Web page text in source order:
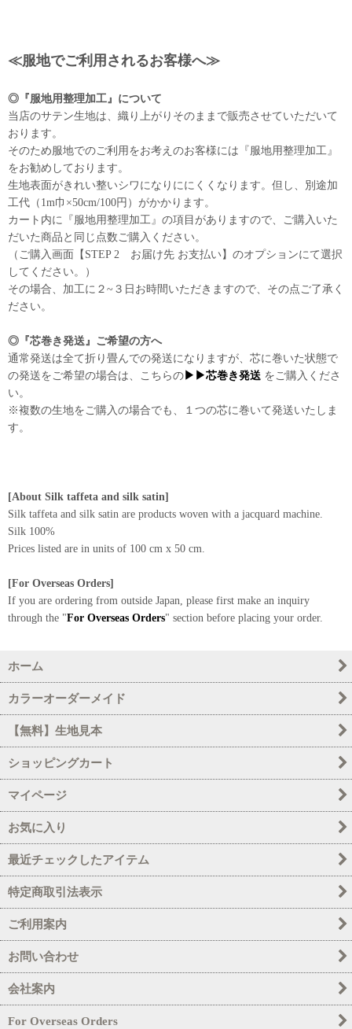
≪服地でご利用されるお客様へ≫
◎『服地用整理加工』について
当店のサテン生地は、織り上がりそのままで販売させていただいて
おります。
そのため服地でのご利用をお考えのお客様には『服地用整理加工』
をお勧めしております。
生地表面がきれい整いシワになりににくくなります。但し、別途加
工代（1m巾×50cm/100円）がかかります。
カート内に『服地用整理加工』の項目がありますので、ご購入いた
だいた商品と同じ点数ご購入ください。
（ご購入画面【STEP 2 お届け先 お支払い】のオプションにて選択
してください。）
その場合、加工に２~３日お時間いただきますので、その点ご了承く
ださい。
◎『芯巻き発送』ご希望の方へ
通常発送は全て折り畳んでの発送になりますが、芯に巻いた状態で
の発送をご希望の場合は、こちらの▶▶芯巻き発送 をご購入くださ
い。
※複数の生地をご購入の場合でも、１つの芯に巻いて発送いたしま
す。
[About Silk taffeta and silk satin]
Silk taffeta and silk satin are products woven with a jacquard machine.
Silk 100%
Prices listed are in units of 100 cm x 50 cm.
[For Overseas Orders]
If you are ordering from outside Japan, please first make an inquiry
through the "For Overseas Orders" section before placing your order.
ホーム
カラーオーダーメイド
【無料】生地見本
ショッピングカート
マイページ
お気に入り
最近チェックしたアイテム
特定商取引法表示
ご利用案内
お問い合わせ
会社案内
For Overseas Orders